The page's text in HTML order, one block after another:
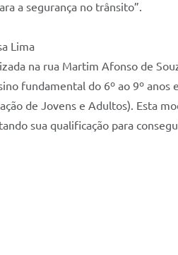
a segurança no trânsito”.
Lima
na rua Martim Afonso de
fundamental do 6º ao 9º anos
de Jovens e Adultos). Esta
sua qualificação para